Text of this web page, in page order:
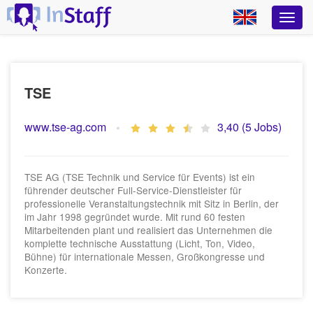
TSE
www.tse-ag.com 3,40 (5 Jobs)
TSE AG (TSE Technik und Service für Events) ist ein
führender deutscher Full-Service-Dienstleister für
professionelle Veranstaltungstechnik mit Sitz in Berlin, der
im Jahr 1998 gegründet wurde. Mit rund 60 festen
Mitarbeitenden plant und realisiert das Unternehmen die
komplette technische Ausstattung (Licht, Ton, Video,
Bühne) für internationale Messen, Großkongresse und
Konzerte.